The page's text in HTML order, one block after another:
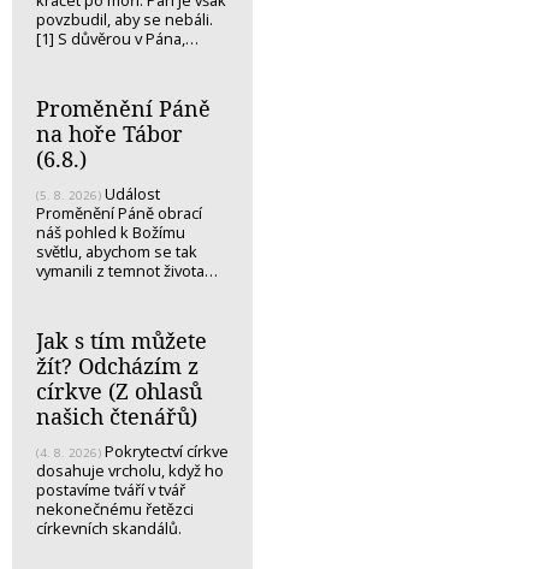
povzbudil, aby se nebáli.
[1] S důvěrou v Pána,…
Proměnění Páně
na hoře Tábor
(6.8.)
(5. 8. 2026) Událost
Proměnění Páně obrací
náš pohled k Božímu
světlu, abychom se tak
vymanili z temnot života…
Jak s tím můžete
žít? Odcházím z
církve (Z ohlasů
našich čtenářů)
(4. 8. 2026) Pokrytectví církve
dosahuje vrcholu, když ho
postavíme tváří v tvář
nekonečnému řetězci
církevních skandálů.